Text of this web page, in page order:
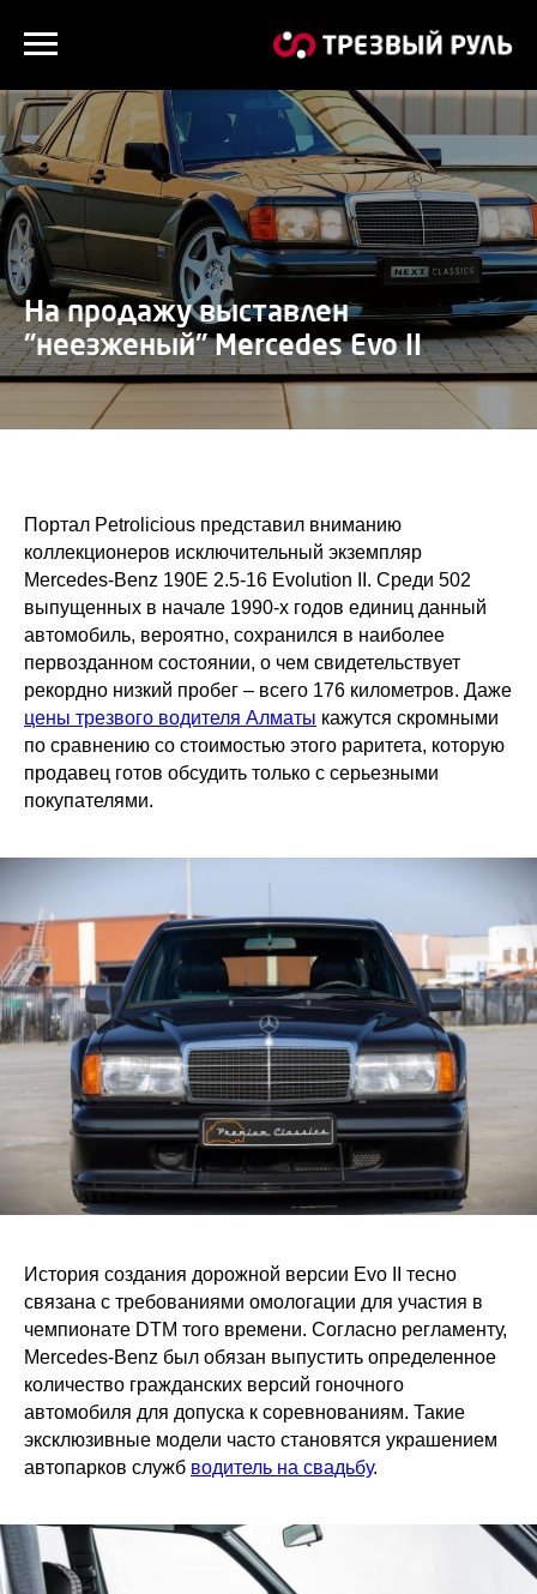
На продажу выставлен
"неезженый" Mercedes Evo II
Портал Petrolicious представил вниманию
коллекционеров исключительный экземпляр
Mercedes-Benz 190E 2.5-16 Evolution II. Среди 502
выпущенных в начале 1990-х годов единиц данный
автомобиль, вероятно, сохранился в наиболее
первозданном состоянии, о чем свидетельствует
рекордно низкий пробег – всего 176 километров. Даже
цены трезвого водителя Алматы кажутся скромными
по сравнению со стоимостью этого раритета, которую
продавец готов обсудить только с серьезными
покупателями.
История создания дорожной версии Evo II тесно
связана с требованиями омологации для участия в
чемпионате DTM того времени. Согласно регламенту,
Mercedes-Benz был обязан выпустить определенное
количество гражданских версий гоночного
автомобиля для допуска к соревнованиям. Такие
эксклюзивные модели часто становятся украшением
автопарков служб водитель на свадьбу.